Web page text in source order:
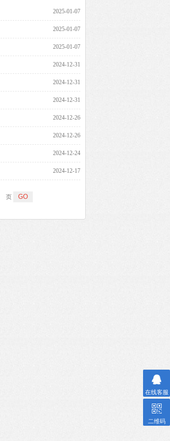
2025-01-07
2025-01-07
2025-01-07
2024-12-31
2024-12-31
2024-12-31
2024-12-26
2024-12-26
2024-12-24
2024-12-17
页
在线客服
二维码